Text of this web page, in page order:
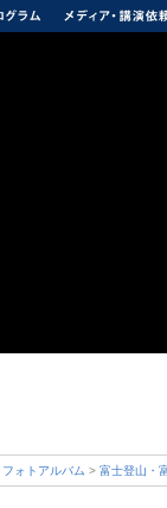
フォトアルバム > 富士登山・